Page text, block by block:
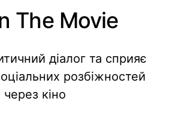
The Movie
діалог та сприяє
розбіжностей
через кіно